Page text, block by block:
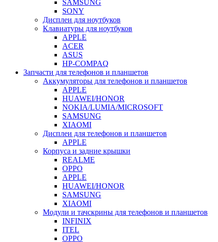
SAMSUNG
SONY
Дисплеи для ноутбуков
Клавиатуры для ноутбуков
APPLE
ACER
ASUS
HP-COMPAQ
Запчасти для телефонов и планшетов
Аккумуляторы для телефонов и планшетов
APPLE
HUAWEI/HONOR
NOKIA/LUMIA/MICROSOFT
SAMSUNG
XIAOMI
Дисплеи для телефонов и планшетов
APPLE
Корпуса и задние крышки
REALME
OPPO
APPLE
HUAWEI/HONOR
SAMSUNG
XIAOMI
Модули и тачскрины для телефонов и планшетов
INFINIX
ITEL
OPPO